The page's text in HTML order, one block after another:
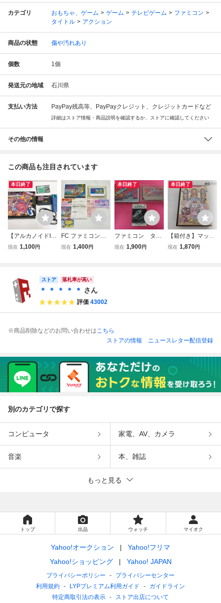
カテゴリ おもちゃ、ゲーム ゲーム テレビゲーム
ファミコン
タイトル
アクション
商品の状態 傷や汚れあり
個数 1個
発送元の地域 石川県
支払い方法 PayPay残高等、PayPayクレジット、クレジットカードなど
詳細はストア情報・商品説明を確認するか、ストアに確認してください
その他の情報
この商品も注目されています
本日終了
【アルカノイドII
（ARKANOID II -
トローラー付き 箱
説あり レトロゲー
ム /A87-593
現在 1,100円
FC ファミコン
リップルアイラン
現在 1,400円
本日終了
ファミコン タイ
トーチェイスHQ
現在 1,900円
本日終了
【箱付き】マッピ
ーキッズ ファミコ
現在 1,870円
ストア 落札率が高い
＊ ＊ ＊ ＊ ＊ さん
評価 43002
※商品削除などのお問い合わせはこちら
ストアの情報
ニュースレター配信登録
別のカテゴリで探す
コンピュータ 家電、AV、カメラ
音楽 本、雑誌
もっと見る
トップ 出品 ウォッチ マイオク
Yahoo!オークション
Yahoo!フリマ
Yahoo!ショッピング
Yahoo! JAPAN
プライバシーポリシー
プライバシーセンター
利用規約
LYPプレミアム利用ガイド
ガイドライン
特定商取引法の表示
ストア出店について